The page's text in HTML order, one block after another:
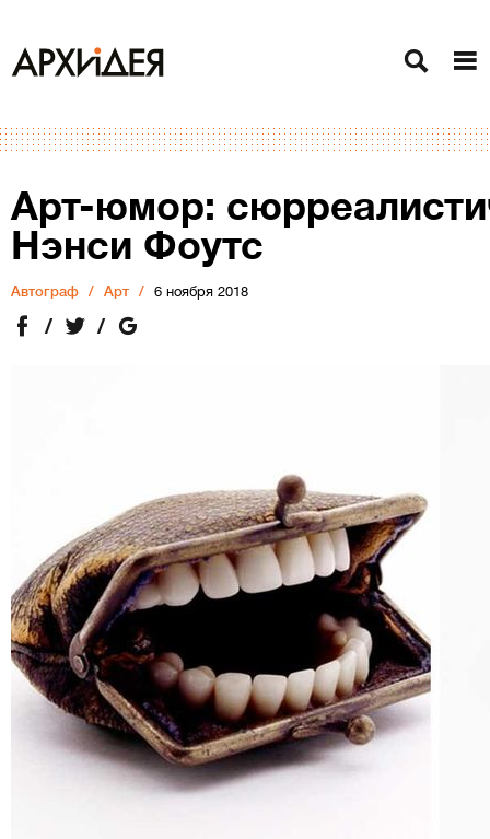
Арт-юмор:
Нэнси Фоутс
Автограф Арт 6 ноября 2018